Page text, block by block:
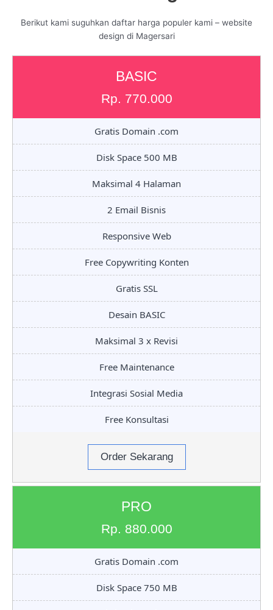
Berikut kami suguhkan daftar harga populer kami – website
design di Magersari
BASIC
Rp. 770.000
Gratis Domain .com
Disk Space 500 MB
Maksimal 4 Halaman
2 Email Bisnis
Responsive Web
Free Copywriting Konten
Gratis SSL
Desain BASIC
Maksimal 3 x Revisi
Free Maintenance
Integrasi Sosial Media
Free Konsultasi
Order Sekarang
PRO
Rp. 880.000
Gratis Domain .com
Disk Space 750 MB